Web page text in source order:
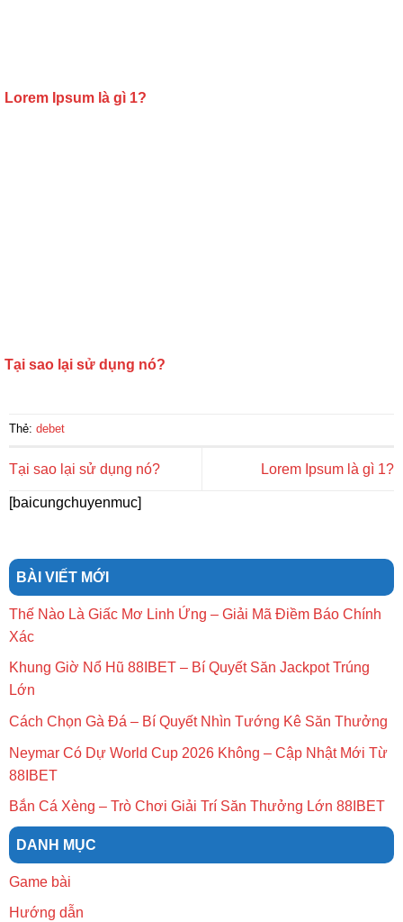
Lorem Ipsum là gì 1?
Tại sao lại sử dụng nó?
Thẻ: debet
Tại sao lại sử dụng nó? Lorem Ipsum là gì 1?
[baicungchuyenmuc]
BÀI VIẾT MỚI
Thế Nào Là Giấc Mơ Linh Ứng – Giải Mã Điềm Báo Chính
Xác
Khung Giờ Nổ Hũ 88IBET – Bí Quyết Săn Jackpot Trúng
Lớn
Cách Chọn Gà Đá – Bí Quyết Nhìn Tướng Kê Săn Thưởng
Neymar Có Dự World Cup 2026 Không – Cập Nhật Mới Từ
88IBET
Bắn Cá Xèng – Trò Chơi Giải Trí Săn Thưởng Lớn 88IBET
DANH MỤC
Game bài
Hướng dẫn